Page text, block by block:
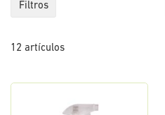
12 artículos
Filtros